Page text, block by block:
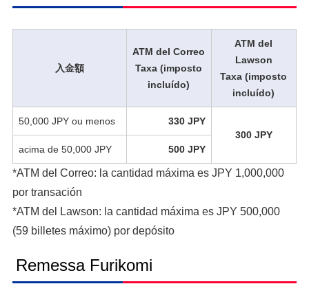
入金額
ATM del Correo
Taxa (imposto
incluído)
ATM del
Lawson
Taxa (imposto
incluído)
50,000 JPY ou menos
330 JPY
300 JPY
acima de 50,000 JPY
500 JPY
*ATM del Correo: la cantidad máxima es JPY 1,000,000
por transación
*ATM del Lawson: la cantidad máxima es JPY 500,000
(59 billetes máximo) por depósito
Remessa Furikomi